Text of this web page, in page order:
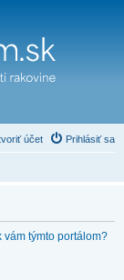
Prihlásiť sa
účet
vám týmto portálom?